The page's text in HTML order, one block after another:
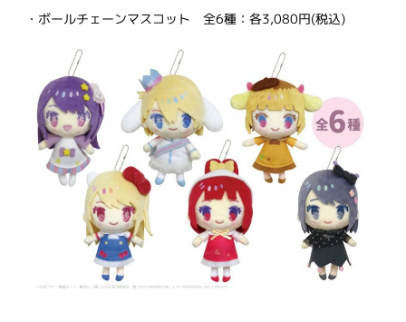
・ボールチェーンマスコット 全6種：各3,080円(税込)